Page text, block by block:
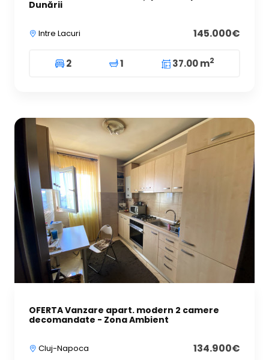
Dunării
Intre Lacuri 145.000€
2 1 37.00 m2
OFERTA Vanzare apart. modern 2 camere
decomandate - Zona Ambient
Cluj-Napoca 134.900€